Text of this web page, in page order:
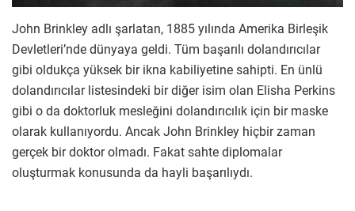
John Brinkley adlı şarlatan, 1885 yılında Amerika Birleşik
Devletleri’nde dünyaya geldi. Tüm başarılı dolandırıcılar
gibi oldukça yüksek bir ikna kabiliyetine sahipti. En ünlü
dolandırıcılar listesindeki bir diğer isim olan Elisha Perkins
gibi o da doktorluk mesleğini dolandırıcılık için bir maske
olarak kullanıyordu. Ancak John Brinkley hiçbir zaman
gerçek bir doktor olmadı. Fakat sahte diplomalar
oluşturmak konusunda da hayli başarılıydı.